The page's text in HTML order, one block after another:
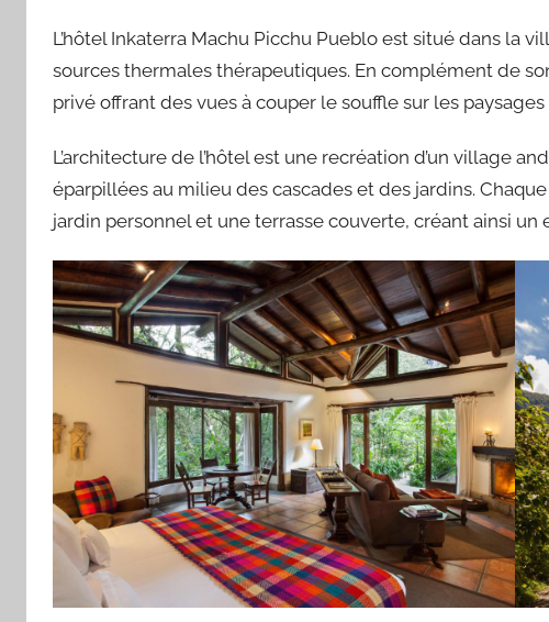
L’hôtel Inkaterra Machu Picchu Pueblo est situé dans la
sources thermales thérapeutiques. En complément de
privé offrant des vues à couper le souffle sur les
L’architecture de l’hôtel est une recréation d’un village
éparpillées au milieu des cascades et des jardins.
jardin personnel et une terrasse couverte, créant ainsi un